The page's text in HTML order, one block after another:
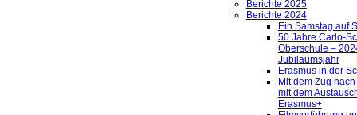
Berichte 2025
Berichte 2024
Ein Samstag auf
50 Jahre Carlo-
Oberschule –
Jubiläumsjahr
Erasmus in der
Mit dem Zug
mit dem
Erasmus+